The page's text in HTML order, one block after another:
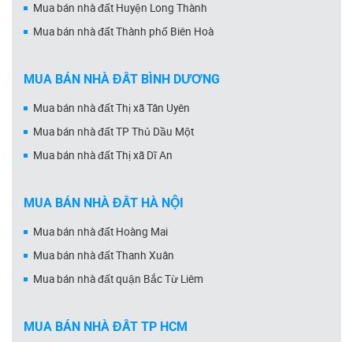
Mua bán nhà đất Huyện Long Thành
Mua bán nhà đất Thành phố Biên Hoà
MUA BÁN NHÀ ĐẤT BÌNH DƯƠNG
Mua bán nhà đất Thị xã Tân Uyên
Mua bán nhà đất TP Thủ Dầu Một
Mua bán nhà đất Thị xã Dĩ An
MUA BÁN NHÀ ĐẤT HÀ NỘI
Mua bán nhà đất Hoàng Mai
Mua bán nhà đất Thanh Xuân
Mua bán nhà đất quận Bắc Từ Liêm
MUA BÁN NHÀ ĐẤT TP HCM